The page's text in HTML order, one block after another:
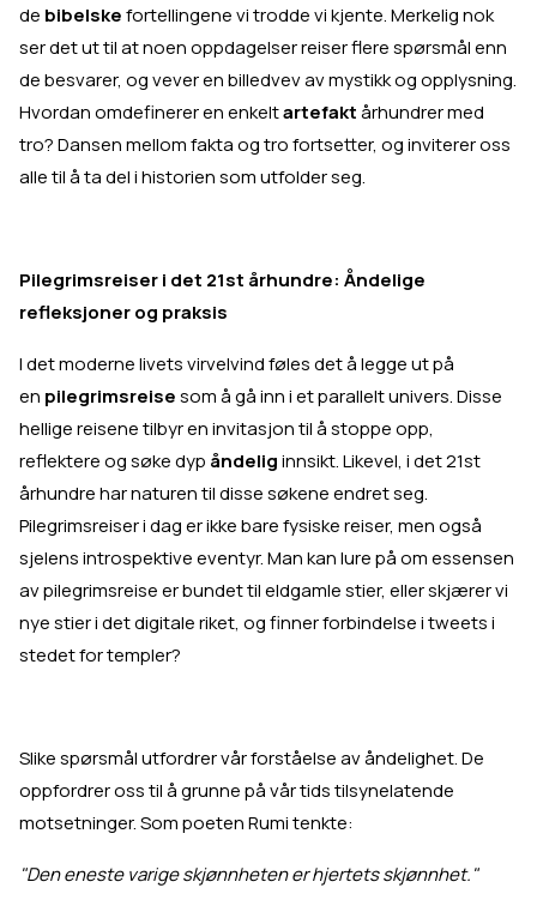
de bibelskefortellingene vi trodde vi kjente. Merkelig nok
ser det ut til at noen oppdagelser reiser flere spørsmål enn
de besvarer, og vever en billedvev av mystikk og opplysning.
Hvordan omdefinerer en enkeltartefaktårhundrer med
tro? Dansen mellom fakta og tro fortsetter, og inviterer oss
alle til å ta del i historien som utfolder seg.
Pilegrimsreiser i det 21st århundre: Åndelige
refleksjoner og praksis
I det moderne livets virvelvind føles det å legge ut på
en pilegrimsreisesom å gå inn i et parallelt univers. Disse
hellige reisene tilbyr en invitasjon til å stoppe opp,
reflektere og søke dyp åndeliginnsikt. Likevel, i det 21st
århundre har naturen til disse søkene endret seg.
Pilegrimsreiser i dag er ikke bare fysiske reiser, men også
sjelens introspektive eventyr. Man kan lure på om essensen
av pilegrimsreise er bundet til eldgamle stier, eller skjærer vi
nye stier i det digitale riket, og finner forbindelse i tweets i
stedet for templer?
Slike spørsmål utfordrer vår forståelse av åndelighet. De
oppfordrer oss til å grunne på vår tids tilsynelatende
motsetninger. Som poeten Rumi tenkte:
"Den eneste varige skjønnheten er hjertets skjønnhet."